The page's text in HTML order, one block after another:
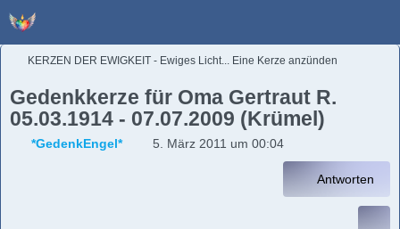
KERZEN DER EWIGKEIT - Ewiges Licht... Eine Kerze anzünden
Gedenkkerze für Oma Gertraut R.
05.03.1914 - 07.07.2009 (Krümel)
*GedenkEngel* 5. März 2011 um 00:04
Antworten